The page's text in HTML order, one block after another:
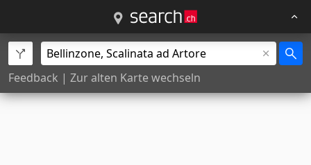
Feedback | Zur alten Karte wechseln